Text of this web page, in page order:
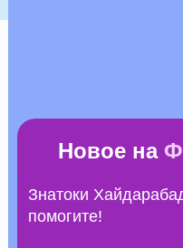
Новое на
Знатоки
помогите!